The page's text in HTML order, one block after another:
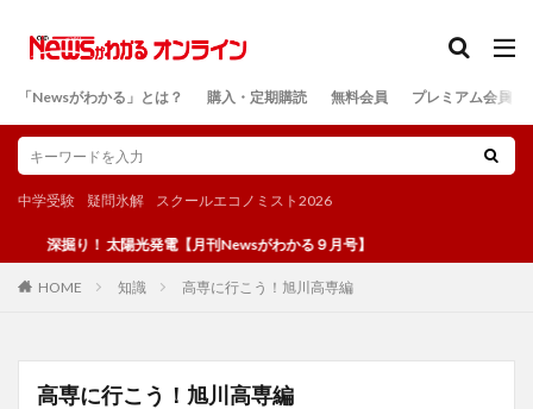
「Newsがわかる」とは？ 購入・定期購読 無料会員 プレミアム会員
中学受験 疑問氷解 スクールエコノミスト2026
り！ 太陽光発電【月刊Newsがわかる９月号】
HOME 知識 高専に行こう！旭川高専編
高専に行こう！旭川高専編
検索